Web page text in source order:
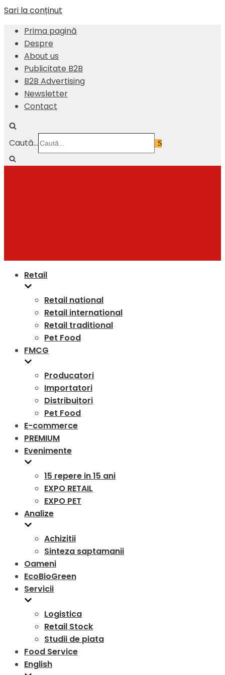
Sari la conținut
Prima pagină
Despre
About us
Publicitate B2B
B2B Advertising
Newsletter
Contact
Caută...
Retail
Retail national
Retail international
Retail traditional
Pet Food
FMCG
Producatori
Importatori
Distribuitori
Pet Food
E-commerce
PREMIUM
Evenimente
15 repere in 15 ani
EXPO RETAIL
EXPO PET
Analize
Achizitii
Sinteza saptamanii
Oameni
EcoBioGreen
Servicii
Logistica
Retail Stock
Studii de piata
Food Service
English